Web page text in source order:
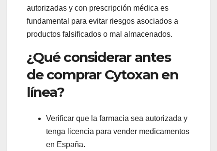
autorizadas y con prescripción médica es
fundamental para evitar riesgos asociados a
productos falsificados o mal almacenados.
¿Qué considerar antes
de comprar Cytoxan en
línea?
Verificar que la farmacia sea autorizada y
tenga licencia para vender medicamentos
en España.